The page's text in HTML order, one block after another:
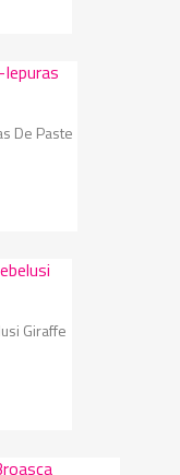
De Paste
Giraffe